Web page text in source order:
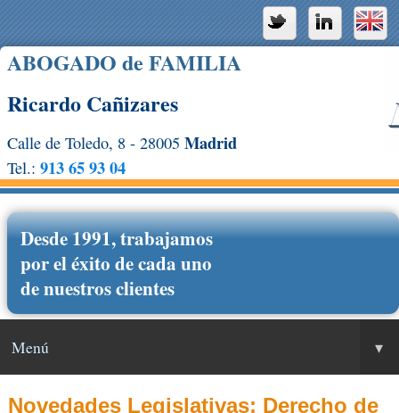
ABOGADO de FAMILIA
Ricardo Cañizares
Calle de Toledo, 8 - 28005 Madrid
Tel.: 913 65 93 04
Desde 1991, trabajamos
por el éxito de cada uno
de nuestros clientes
Menú ▾
Novedades Legislativas: Derecho de